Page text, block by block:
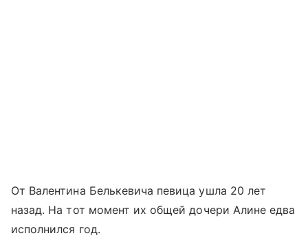
От Валентина Белькевича певица ушла 20 лет
назад. На тот момент их общей дочери Алине едва
исполнился год.